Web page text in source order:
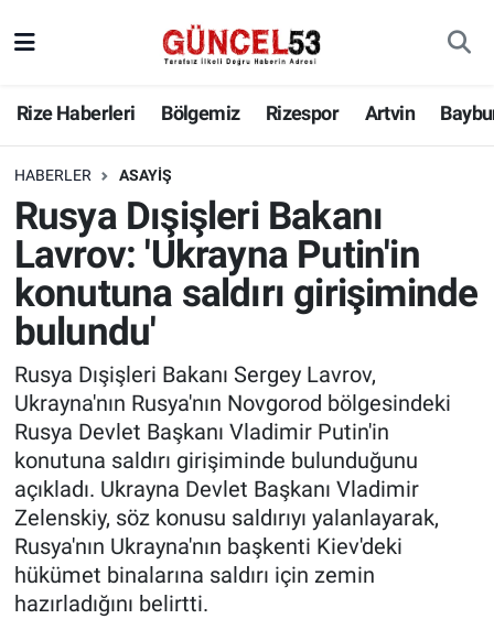
Rize Haberleri Bölgemiz Rizespor Artvin
HABERLER ASAYIŞ
Rusya Dışişleri Bakanı
Lavrov: 'Ukrayna Putin'in
konutuna saldırı girişiminde
bulundu'
Rusya Dışişleri Bakanı Sergey Lavrov,
Ukrayna'nın Rusya'nın Novgorod bölgesindeki
Rusya Devlet Başkanı Vladimir Putin'in
konutuna saldırı girişiminde bulunduğunu
açıkladı. Ukrayna Devlet Başkanı Vladimir
Zelenskiy, söz konusu saldırıyı yalanlayarak,
Rusya'nın Ukrayna'nın başkenti Kiev'deki
hükümet binalarına saldırı için zemin
hazırladığını belirtti.